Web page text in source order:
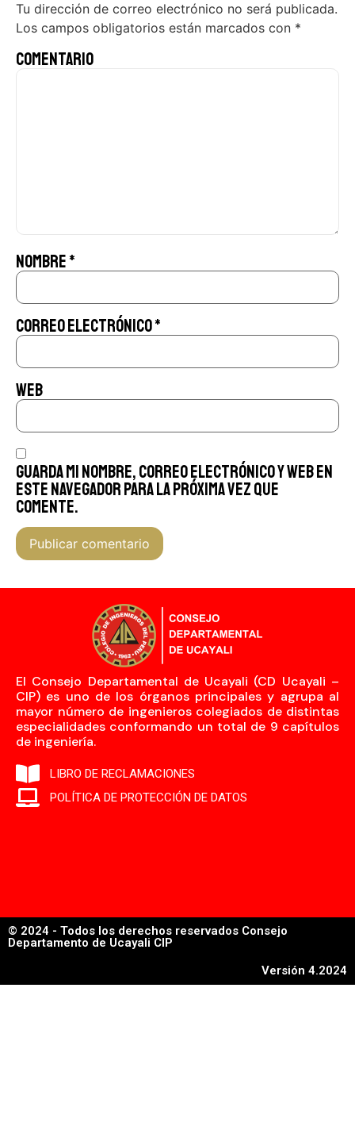
Tu dirección de correo electrónico no será publicada.
Los campos obligatorios están marcados con *
Comentario
Nombre*
Correo electrónico*
Web
Guarda mi nombre, correo electrónico y web en
este navegador para la próxima vez que
comente.
El Consejo Departamental de Ucayali (CD Ucayali –
CIP) es uno de los órganos principales y agrupa al
mayor número de ingenieros colegiados de distintas
especialidades conformando un total de 9 capítulos
de ingeniería.
LIBRO DE RECLAMACIONES
POLÍTICA DE PROTECCIÓN DE DATOS
© 2024 - Todos los derechos reservados Consejo
Departamento de Ucayali CIP
Versión 4.2024